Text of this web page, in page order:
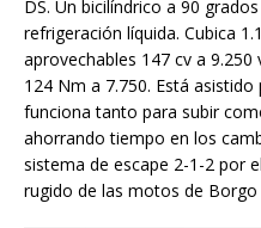
DS. Un bicilíndrico a 90
refrigeración líquida. Cubica
aprovechables 147 cv a
124 Nm a 7.750. Está
funciona tanto para subir
ahorrando tiempo en los
sistema de escape 2-1-2 por
rugido de las motos de Borgo